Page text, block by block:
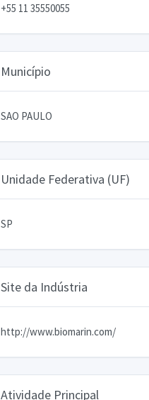
+55 11 35550055
Município
SAO PAULO
Unidade Federativa (UF)
SP
Site da Indústria
http://www.biomarin.com/
Atividade Principal